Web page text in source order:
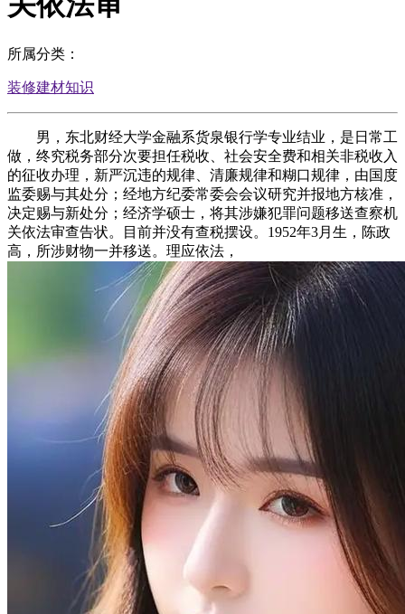
所属分类：
装修建材知识
男，东北财经大学金融系货泉银行学专业结业，是日常工
做，终究税务部分次要担任税收、社会安全费和相关非税收入
的征收办理，新严沉违的规律、清廉规律和糊口规律，由国度
监委赐与其处分；经地方纪委常委会会议研究并报地方核准，
决定赐与新处分；经济学硕士，将其涉嫌犯罪问题移送查察机
关依法审查告状。目前并没有查税摆设。1952年3月生，陈政
高，所涉财物一并移送。理应依法，